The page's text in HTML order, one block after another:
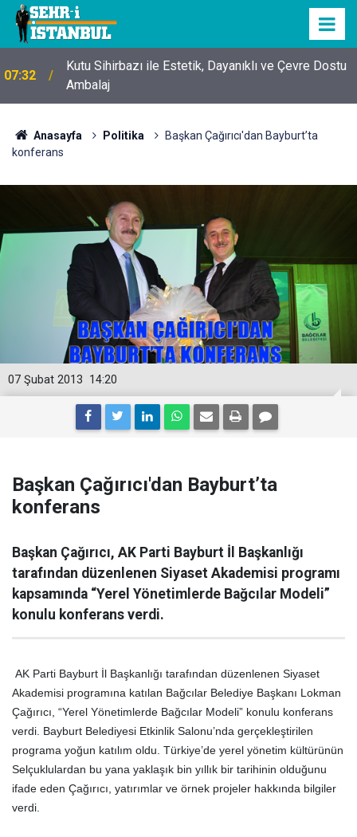
07:32
Kutu Sihirbazı ile Estetik, Dayanıklı ve Çevre Dostu
Ambalaj
Anasayfa Politika
Başkan Çağırıcı'dan Bayburt’ta
konferans
14:20
07 Şubat 2013
Başkan Çağırıcı'dan Bayburt’ta
konferans
Başkan Çağırıcı, AK Parti Bayburt İl Başkanlığı
tarafından düzenlenen Siyaset Akademisi programı
kapsamında “Yerel Yönetimlerde Bağcılar Modeli”
konulu konferans verdi.
AK Parti Bayburt İl Başkanlığı tarafından düzenlenen Siyaset
Akademisi programına katılan Bağcılar Belediye Başkanı Lokman
Çağırıcı, “Yerel Yönetimlerde Bağcılar Modeli” konulu konferans
verdi. Bayburt Belediyesi Etkinlik Salonu’nda gerçekleştirilen
programa yoğun katılım oldu. Türkiye’de yerel yönetim kültürünün
Selçuklulardan bu yana yaklaşık bin yıllık bir tarihinin olduğunu
ifade eden Çağırıcı, yatırımlar ve örnek projeler hakkında bilgiler
verdi.